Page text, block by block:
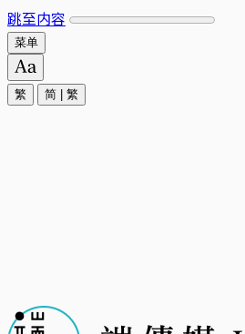
跳至内容
菜单
繁 简 繁